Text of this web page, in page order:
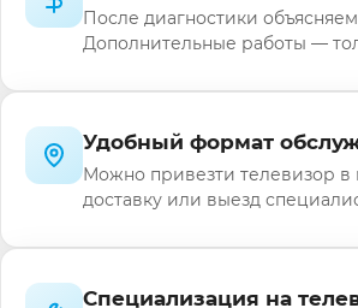
После диагностики
Дополнительные работы —
Удобный формат
Можно привезти телевизор в
доставку или выезд
Специализация на